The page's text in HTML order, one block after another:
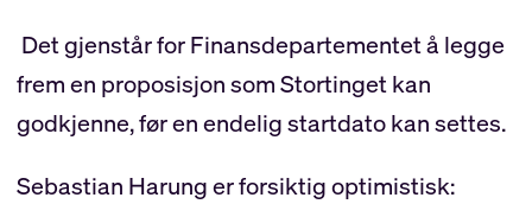
Det gjenstår for Finansdepartementet å legge
frem en proposisjon som Stortinget kan
godkjenne, før en endelig startdato kan settes.
Sebastian Harung er forsiktig optimistisk: